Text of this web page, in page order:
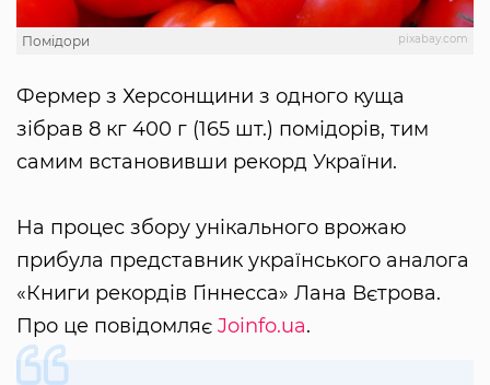
pixabay.com
Помідори
Фермер з Херсонщини з одного куща
зібрав 8 кг 400 г (165 шт.) помідорів, тим
самим встановивши рекорд України.
На процес збору унікального врожаю
прибула представник українського аналога
«Книги рекордів Гіннесса» Лана Вєтрова.
Про це повідомляє Joinfo.ua.